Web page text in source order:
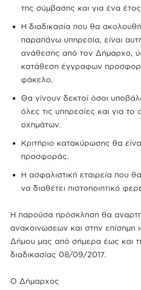
της σύμβασης και για ένα έτος
Η διαδικασία που θα
παραπάνω υπηρεσία, είναι
ανάθεσης από τον Δήμαρχο,
κατάθεση έγγραφων
φάκελο.
Θα γίνουν δεκτοί όσοι
όλες τις υπηρεσίες και για
οχημάτων.
Κριτήριο κατακύρωσης θα
προσφοράς.
Η ασφαλιστική εταιρεία που
να διαθέτει πιστοποιητικό
Η παρούσα πρόσκληση θα
ανακοινώσεων και στην επίσημη
Δήμου μας από σήμερα έως και
διαδικασίας 08/09/2017.
Ο Δήμαρχος